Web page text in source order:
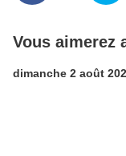
Vous aimerez
dimanche 2 août